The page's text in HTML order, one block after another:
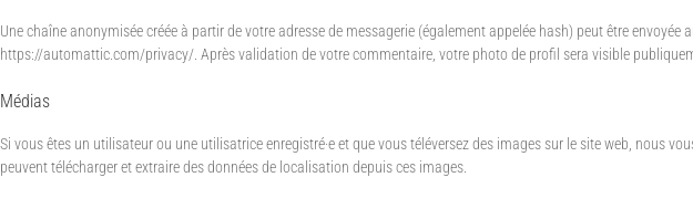
Une chaîne anonymisée créée à partir de votre adresse de messagerie (également appelée hash) peut être
https://automattic.com/privacy/. Après validation de votre commentaire, votre photo de profil sera visible
Médias
Si vous êtes un utilisateur ou une utilisatrice enregistré·e et que vous téléversez des images sur le site web, nous
peuvent télécharger et extraire des données de localisation depuis ces images.